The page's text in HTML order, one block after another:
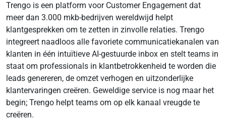
Trengo is een platform voor Customer Engagement dat
meer dan 3.000 mkb-bedrijven wereldwijd helpt
klantgesprekken om te zetten in zinvolle relaties. Trengo
integreert naadloos alle favoriete communicatiekanalen van
klanten in één intuïtieve AI-gestuurde inbox en stelt teams in
staat om professionals in klantbetrokkenheid te worden die
leads genereren, de omzet verhogen en uitzonderlijke
klantervaringen creëren. Geweldige service is nog maar het
begin; Trengo helpt ​​teams om op elk kanaal vreugde te
creëren.